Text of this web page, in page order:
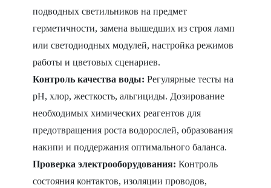
подводных светильников на предмет
герметичности, замена вышедших из строя ламп
или светодиодных модулей, настройка режимов
работы и цветовых сценариев.
Контроль качества воды: Регулярные тесты на
pH, хлор, жесткость, альгициды. Дозирование
необходимых химических реагентов для
предотвращения роста водорослей, образования
накипи и поддержания оптимального баланса.
Проверка электрооборудования: Контроль
состояния контактов, изоляции проводов,